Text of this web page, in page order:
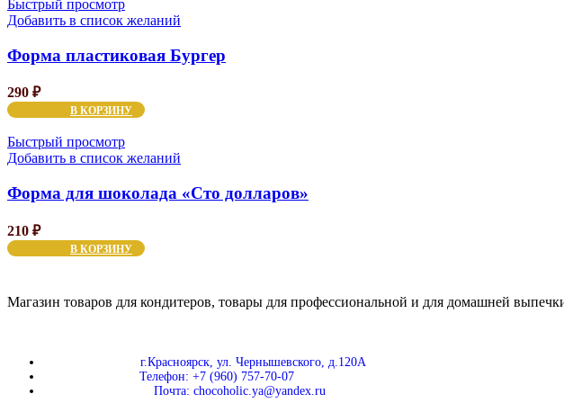
Быстрый просмотр
Добавить в список желаний
Форма пластиковая Бургер
290 ₽
В КОРЗИНУ
Быстрый просмотр
Добавить в список желаний
Форма для шоколада «Сто долларов»
210 ₽
В КОРЗИНУ
Магазин товаров для кондитеров, товары для профессиональной и для домашней
г.Красноярск, ул. Чернышевского, д.120А
Телефон: +7 (960) 757-70-07
Почта: chocoholic.ya@yandex.ru